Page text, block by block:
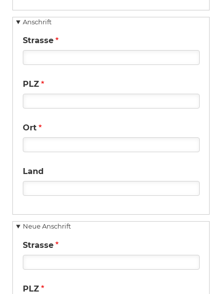
Anschrift
Strasse
PLZ
Ort
Land
Neue Anschrift
Strasse
PLZ